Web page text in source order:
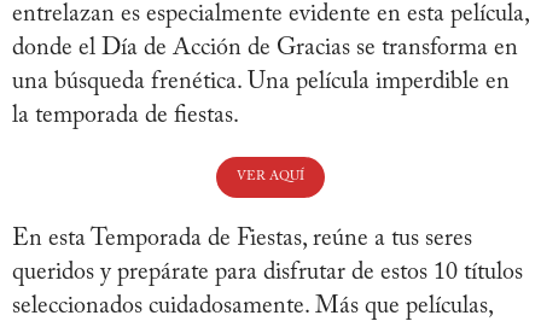
entrelazan es especialmente evidente en esta película,
donde el Día de Acción de Gracias se transforma en
una búsqueda frenética. Una película imperdible en
la temporada de fiestas.
VER AQUÍ
En esta Temporada de Fiestas, reúne a tus seres
queridos y prepárate para disfrutar de estos 10 títulos
seleccionados cuidadosamente. Más que películas,